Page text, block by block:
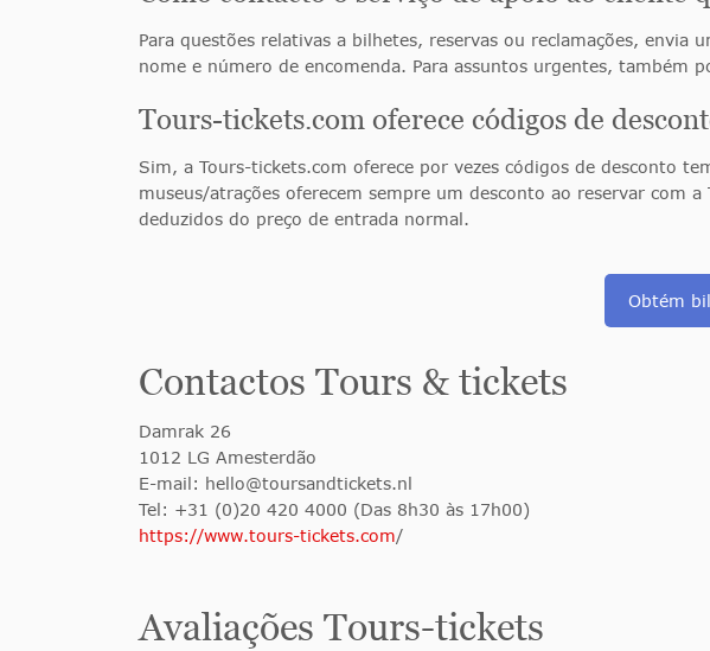
Para questões relativas a bilhetes, reservas ou reclamações, envia
nome e número de encomenda. Para assuntos urgentes, também
Tours-tickets.com oferece códigos de
Sim, a Tours-tickets.com oferece por vezes códigos de desconto
museus/atrações oferecem sempre um desconto ao reservar com
deduzidos do preço de entrada normal.
Obtém
Contactos Tours & tickets
Damrak 26
1012 LG Amesterdão
E-mail: hello@toursandtickets.nl
Tel: +31 (0)20 420 4000 (Das 8h30 às 17h00)
https://www.tours-tickets.com/
Avaliações Tours-tickets